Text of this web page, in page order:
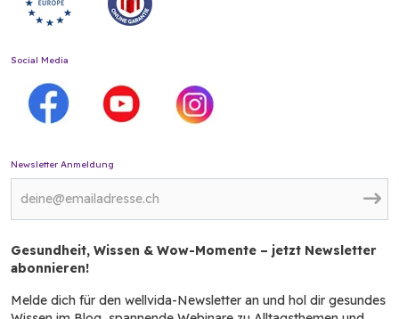
Social Media
Newsletter Anmeldung
Gesundheit, Wissen & Wow-Momente – jetzt Newsletter
abonnieren!
Melde dich für den wellvida-Newsletter an und hol dir gesundes